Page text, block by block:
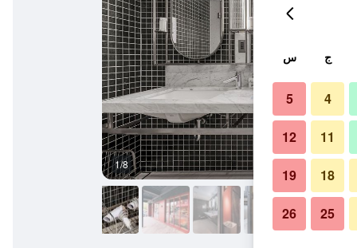
1/8
ج س
4
5
11
12
18
19
25
26